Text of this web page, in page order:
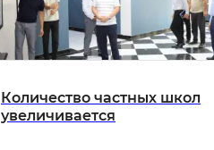
Количество частных школ
увеличивается